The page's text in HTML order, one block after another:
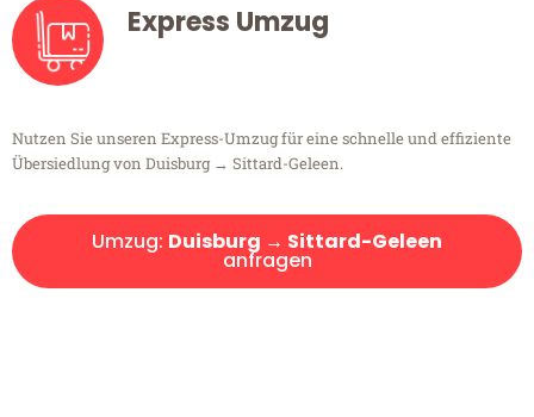
Express Umzug
Nutzen Sie unseren Express-Umzug für eine schnelle und effiziente
Übersiedlung von Duisburg → Sittard-Geleen.
Umzug: Duisburg → Sittard-Geleen
anfragen